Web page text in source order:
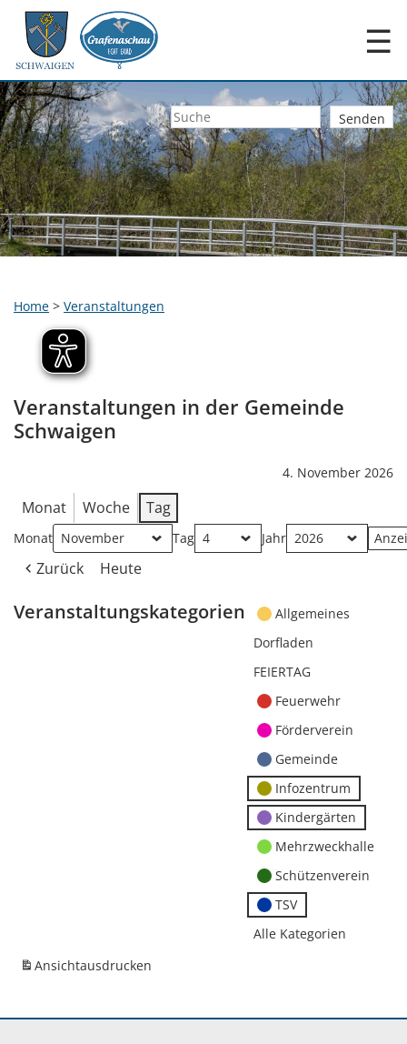
☰
Home > Veranstaltungen
Veranstaltungen in der Gemeinde
Schwaigen
4. November 2026
Monat Woche Tag
Monat Tag Jahr
Zurück Heute
Veranstaltungskategorien
Allgemeines
Dorfladen
FEIERTAG
Feuerwehr
Förderverein
Gemeinde
Infozentrum
Kindergärten
Mehrzweckhalle
Schützenverein
TSV
Alle Kategorien
Ansichtausdrucken